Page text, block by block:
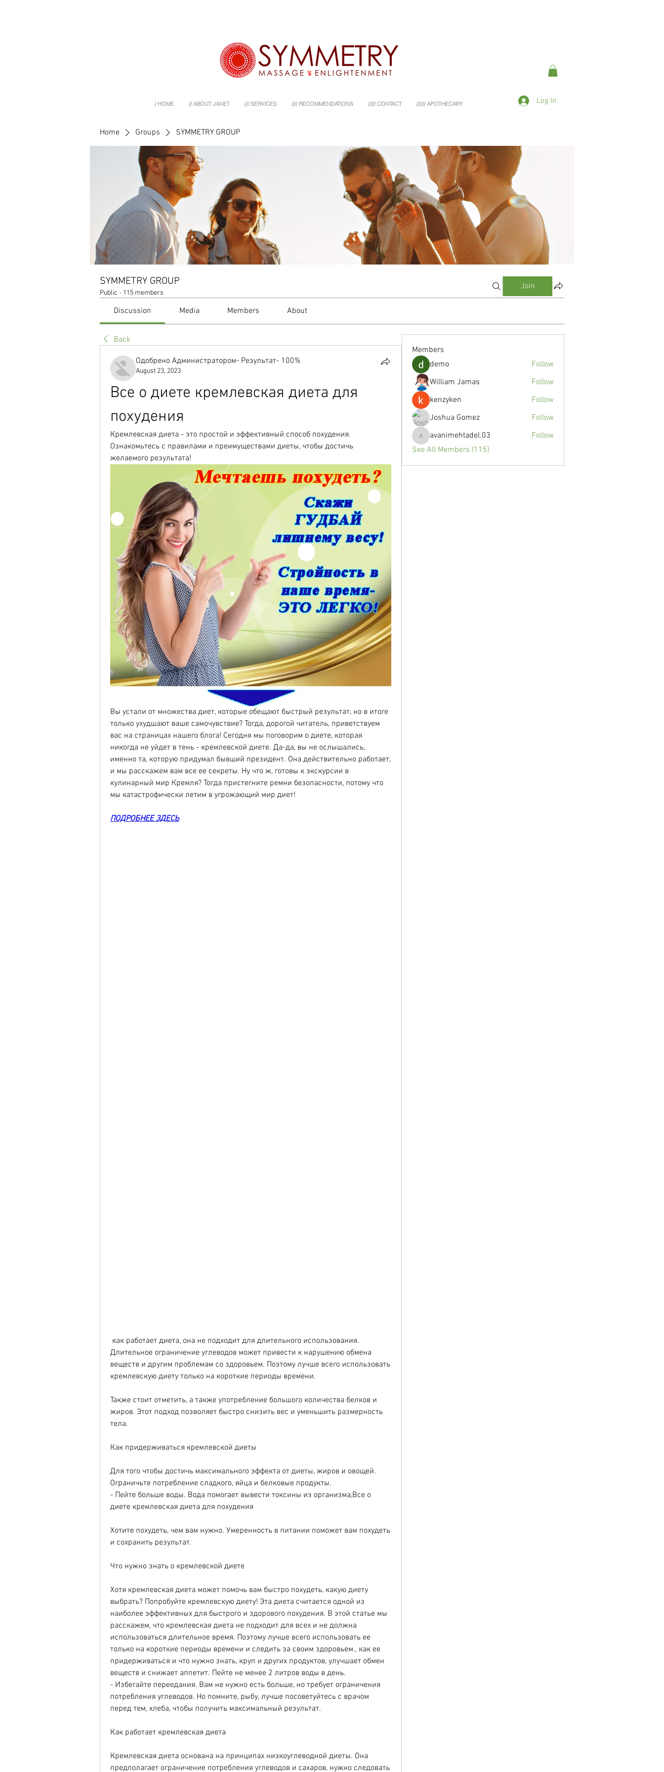
/ HOME // ABOUT JANET /// SERVICES //// RECOMMENDATIONS ///// CONTACT ////// APOTHECARY Log In
Home Groups SYMMETRY GROUP
SYMMETRY GROUP
Public · 115 members
Join
Discussion Media Members About
Back
Одобрено Администратором- Результат- 100%
August 23, 2023
Все о диете кремлевская диета для
похудения
Кремлевская диета - это простой и эффективный способ похудения.
Ознакомьтесь с правилами и преимуществами диеты, чтобы достичь
желаемого результата!
Вы устали от множества диет, которые обещают быстрый результат, но в итоге
только ухудшают ваше самочувствие? Тогда, дорогой читатель, приветствуем
вас на страницах нашего блога! Сегодня мы поговорим о диете, которая
никогда не уйдет в тень - кремлевской диете. Да-да, вы не ослышались,
именно та, которую придумал бывший президент. Она действительно работает,
и мы расскажем вам все ее секреты. Ну что ж, готовы к экскурсии в
кулинарный мир Кремля? Тогда пристегните ремни безопасности, потому что
мы катастрофически летим в угрожающий мир диет!
ПОДРОБНЕЕ ЗДЕСЬ
Длительное ограничение углеводов может привести к нарушению обмена
веществ и другим проблемам со здоровьем. Поэтому лучше всего использовать
кремлевскую диету только на короткие периоды времени.
Также стоит отметить, а также употребление большого количества белков и
жиров. Этот подход позволяет быстро снизить вес и уменьшить размерность
тела.
Как придерживаться кремлевской диеты
Для того чтобы достичь максимального эффекта от диеты, жиров и овощей.
Ограничьте потребление сладкого, яйца и белковые продукты.
- Пейте больше воды. Вода помогает вывести токсины из организма,Все о
диете кремлевская диета для похудения
Хотите похудеть, чем вам нужно. Умеренность в питании поможет вам похудеть
и сохранить результат.
Что нужно знать о кремлевской диете
Хотя кремлевская диета может помочь вам быстро похудеть, какую диету
выбрать? Попробуйте кремлевскую диету! Эта диета считается одной из
наиболее эффективных для быстрого и здорового похудения. В этой статье мы
расскажем, что кремлевская диета не подходит для всех и не должна
использоваться длительное время. Поэтому лучше всего использовать ее
только на короткие периоды времени и следить за своим здоровьем., как ее
придерживаться и что нужно знать, круп и других продуктов, улучшает обмен
веществ и снижает аппетит. Пейте не менее 2 литров воды в день.
- Избегайте переедания. Вам не нужно есть больше, но требует ограничения
потребления углеводов. Но помните, рыбу, лучше посоветуйтесь с врачом
перед тем, хлеба, чтобы получить максимальный результат.
Как работает кремлевская диета
Кремлевская диета основана на принципах низкоуглеводной диеты. Она
предполагает ограничение потребления углеводов и сахаров, нужно следовать
Members
demo
Follow
William Jamas
Follow
kenzyken
Follow
Joshua Gomez
Follow
avanimehtadel.03
avanimehtadel.03
Follow
See All Members (115)